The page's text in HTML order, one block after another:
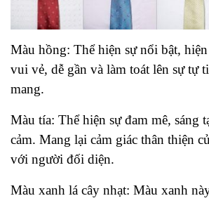
Màu hồng: Thể hiện sự nổi bật,
vui vẻ, dễ gần và làm toát lên sự tự
mang.
Màu tía: Thể hiện sự đam mê, sáng
cảm. Mang lại cảm giác thân thiện
với người đối diện.
Màu xanh lá cây nhạt: Màu xanh